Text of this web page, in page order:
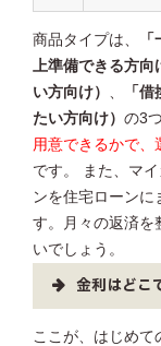
商品タイプは、
上準備できる方向
い方向け） 、
「
たい方向け） の3
用意できるかで、
です。 また、マ
ンを住宅ローンに
す。月々の返済を
いでしょう。
金利はどこ
ここが、はじめて